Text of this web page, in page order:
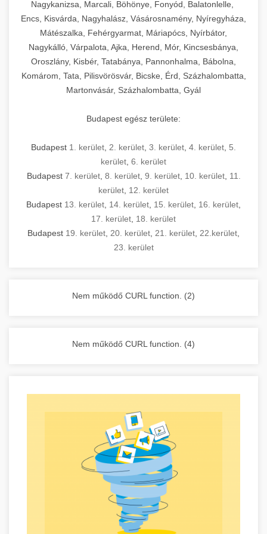
Ipari sütők és gőzpárolók katalógusa -
chef-iparikonyhagepek.hu
berendezések
használatot, miközben megfelel az összes
higiéniai előírásnak.
Ipari hűtőberendezések széles
választéka - chef-iparikonyhagepek.hu
kereskedelmi hűtőegység és hűtőkamra rendszerek
hőmérsékletet és vízminőséget figyelő
rendszerekkel, valamint energiatakarékos
technológiával rendelkeznek. A rozsdamentes
acél konstrukció és a könnyen hozzáférhető
karbantartási pontok biztosítják a hosszú
élettartamot és az egyszerű üzemeltetést.
Ipari mosogatógépek teljes kínálata -
kereskedelmi mosogatógép és tisztítóberendezések
tisztíthatók, szétszerelhetők és karbantarthatók,
megfelelnek az összes élelmiszer-biztonsági
előírásnak. Különböző teljesítményű modellek
állnak rendelkezésre asztali és állványos
kivitelben, az egyedi igények és a
feldolgozandó mennyiségek függvényében.
Biztonságos kezelést biztosító védőburkolatok
számára.
Sajtreszelő gépek szakmai választéka -
chef-iparikonyhagepek.hu
kereskedelmi sajtreszelő és aprítógépek
berendezést magában foglal, amely szükséges
egy modern, hatékonyan működő
kereskedelmi konyha komplett felszereléséhez
és működtetéséhez. Az alapvető
főzőberendezésektől (tűzhelyek, sütők,
grillsütők, frittőzök) kezdve a speciális
feldolgozógépeken (szeletelők, aprítók,
kiegészítő eszközökig mindent egy helyen
megtalál. Szakértő tanácsadóink segítenek a
megfelelő berendezések kiválasztásában, a
konyha optimális elrendezésének
megtervezésében, valamint a telepítés és az
üzembe helyezés koordinálásában. Hosszú távú
garancia, gyors szerviz és folyamatos műszaki
támogatás biztosítja az Ön nyugalmát és
Nagykonyhai berendezések komplett
Nagykanizsa, Marcali, Böhönye, Fonyód, Balatonlelle,
Encs, Kisvárda, Nagyhalász, Vásárosnamény, Nyíregyháza,
Mátészalka, Fehérgyarmat, Máriapócs, Nyírbátor,
Nagykálló, Várpalota, Ajka, Herend, Mór, Kincsesbánya,
Oroszlány, Kisbér, Tatabánya, Pannonhalma, Bábolna,
Komárom, Tata, Pilisvörösvár, Bicske, Érd, Százhalombatta,
Martonvásár, Százhalombatta, Gyál
Budapest egész területe:
Budapest 1. kerület 2. kerület 3. kerület 4. kerület 5.
kerület 6. kerület
Budapest 7. kerület, 8. kerület, 9. kerület, 10. kerület, 11.
kerület 12. kerület
Budapest 13. kerület 14. kerület 15. kerület 16. kerület
17. kerület 18. kerület
Budapest 19. kerület 20. kerület 21. kerület 22.kerület
23. kerület
Nem működő CURL function. (2)
Nem működő CURL function. (4)